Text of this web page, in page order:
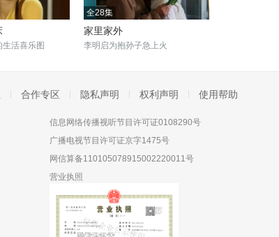
活喜乐图
全28集
家里家外
李明启为抱孙子急上火
合作专区 隐私声明 权利声明 使用帮助
信息网络传播视听节目许可证0108290号
广播电视节目许可证京字1475号
网信算备110105078915002220011号
营业执照